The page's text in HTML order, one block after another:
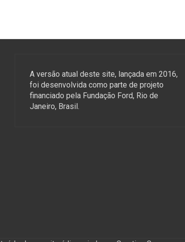
A versão atual deste site, lançada em 2016,
foi desenvolvida como parte de projeto
financiado pela Fundação Ford, Rio de
Janeiro, Brasil.